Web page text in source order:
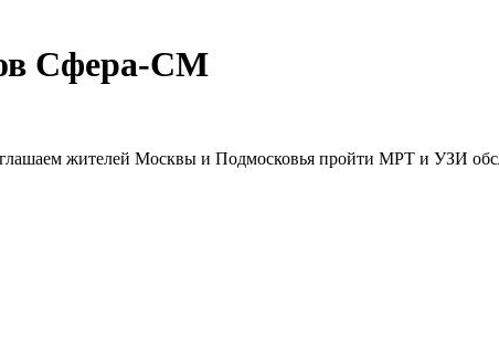
Сфера-СМ
жителей Москвы и Подмосковья пройти МРТ и УЗИ